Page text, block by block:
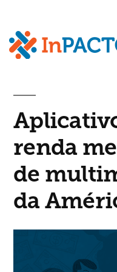
OjoPúblico
renda
de
da